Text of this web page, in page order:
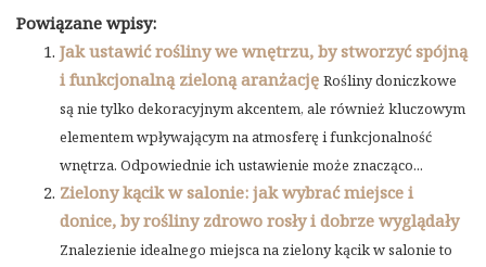
Powiązane wpisy:
Jak ustawić rośliny we wnętrzu, by stworzyć spójną
i funkcjonalną zieloną aranżację Rośliny doniczkowe
są nie tylko dekoracyjnym akcentem, ale również kluczowym
elementem wpływającym na atmosferę i funkcjonalność
wnętrza. Odpowiednie ich ustawienie może znacząco...
Zielony kącik w salonie: jak wybrać miejsce i
donice, by rośliny zdrowo rosły i dobrze wyglądały
Znalezienie idealnego miejsca na zielony kącik w salonie to